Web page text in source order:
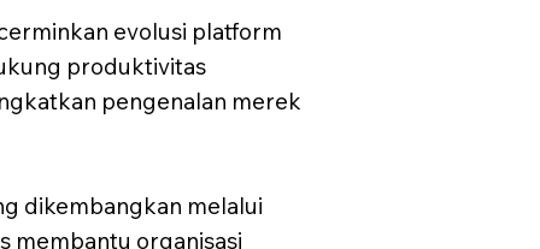
evolusi platform
produktivitas
pengenalan merek
dikembangkan melalui
membantu organisasi